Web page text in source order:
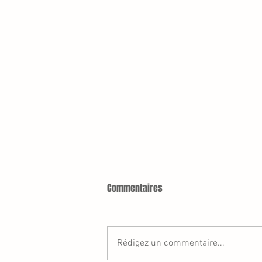
So Fast So Good
Commentaires
Rédigez un commentaire...